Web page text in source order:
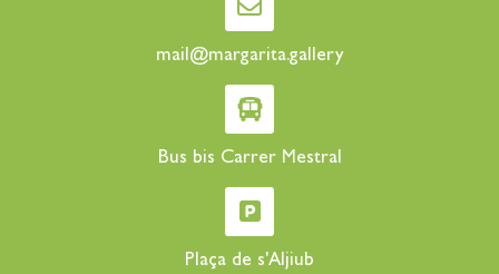
mail@margarita.gallery
Bus bis Carrer Mestral
Plaça de s'Aljiub